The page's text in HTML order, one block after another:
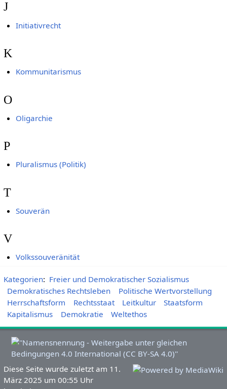
J
Initiativrecht
K
Kommunitarismus
O
Oligarchie
P
Pluralismus (Politik)
T
Souverän
V
Volkssouveränität
Kategorien: Freier und Demokratischer Sozialismus
Demokratisches Rechtsleben
Politische Wertvorstellung
Herrschaftsform
Rechtsstaat Leitkultur
Staatsform
Kapitalismus
Demokratie Weltethos
Diese Seite wurde zuletzt am 11.
März 2025 um 00:55 Uhr